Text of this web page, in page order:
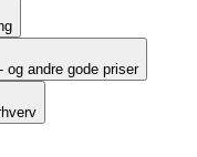
og andre gode priser